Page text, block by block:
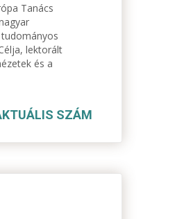
Tanács
lektorált
és a
SZÁM